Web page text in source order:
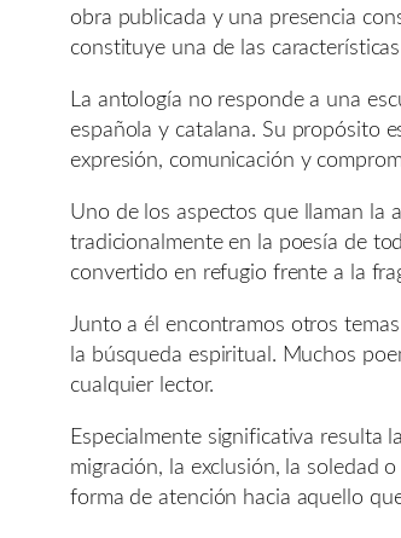
obra publicada y una presencia
constituye una de las
La antología no responde a una
española y catalana. Su propósito
expresión, comunicación y
Uno de los aspectos que llaman la
tradicionalmente en la poesía de
convertido en refugio frente a la
Junto a él encontramos otros
la búsqueda espiritual. Muchos
cualquier lector.
Especialmente significativa resulta
migración, la exclusión, la soledad
forma de atención hacia aquello